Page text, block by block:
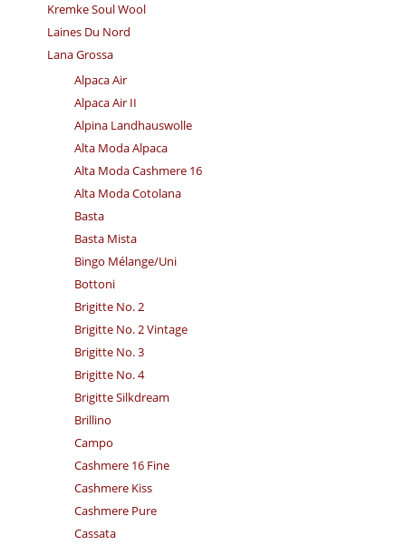
Kremke Soul Wool
Laines Du Nord
Lana Grossa
Alpaca Air
Alpaca Air II
Alpina Landhauswolle
Alta Moda Alpaca
Alta Moda Cashmere 16
Alta Moda Cotolana
Basta
Basta Mista
Bingo Mélange/​Uni
Bottoni
Brigitte No. 2
Brigitte No. 2 Vintage
Brigitte No. 3
Brigitte No. 4
Brigitte Silkdream
Brillino
Campo
Cashmere 16 Fine
Cashmere Kiss
Cashmere Pure
Cassata